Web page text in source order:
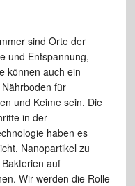
sind Orte der
und Entspannung,
können auch ein
für
und Keime sein. Die
in der
haben es
Nanopartikel zu
auf
Wir werden die Rolle